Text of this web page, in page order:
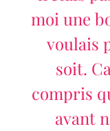
moi une
voulais
soit.
compris
avant